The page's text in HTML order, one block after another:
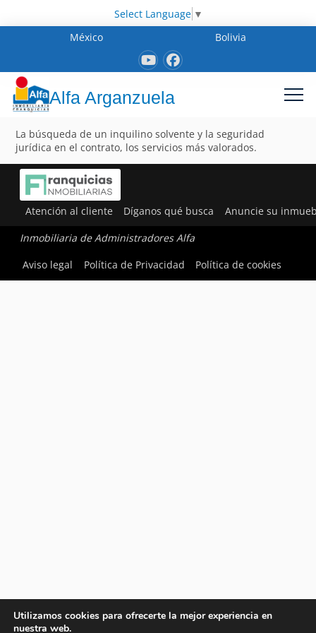
Select Language ▼
México
Bolivia
Alfa Arganzuela
La búsqueda de un inquilino solvente y la seguridad
jurídica en el contrato, los servicios más valorados.
Atención al cliente Díganos qué busca Anuncie su
Inmobiliaria de Administradores Alfa
Aviso legal
Política de Privacidad Política de cookies
Utilizamos cookies para ofrecerte la mejor experiencia en
nuestra web.